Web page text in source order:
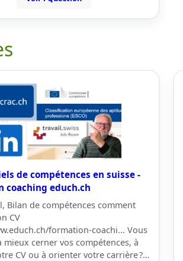
de compétences en suisse -
coaching educh.ch
Bilan de compétences comment
CV
formation-coachi... Vous
mieux cerner vos compétences, à
CV ou à orienter votre carrière ?…